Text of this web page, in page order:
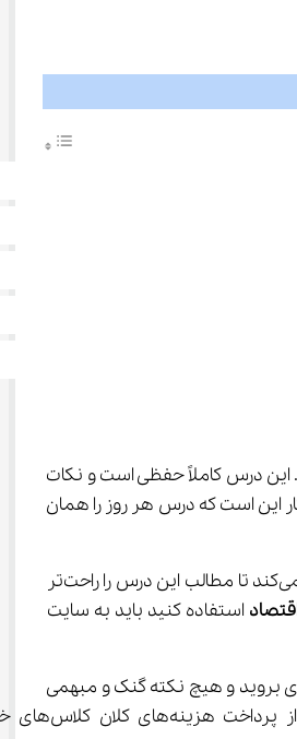
اقتصادی، الگوی مرز امکانات در تولید، هزینه فرصت اجتماع، کارایی و ناکارایی آشنا می‌شوید. این درس کاملاً حفظی است و نکات
این است که درس هر روز را همان
همچنین شما می‌توانید از ابزارهای کمک آموزشی مناسبی برای یادگیری این درس استفاده کنید. این کار سرعت یادگیری را در شما زیاد می‌کند و به شما کمک می‌کند تا مطالب این درس را راحت‌تر
استفاده کنید باید به سایت
کامل یک بخش به سراغ بخش بعدی بروید و هیچ نکته گنک و مبهمی
استفاده کنند و به این شکل